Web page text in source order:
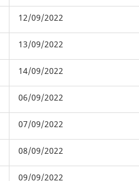
12/09/2022
13/09/2022
14/09/2022
06/09/2022
07/09/2022
08/09/2022
09/09/2022